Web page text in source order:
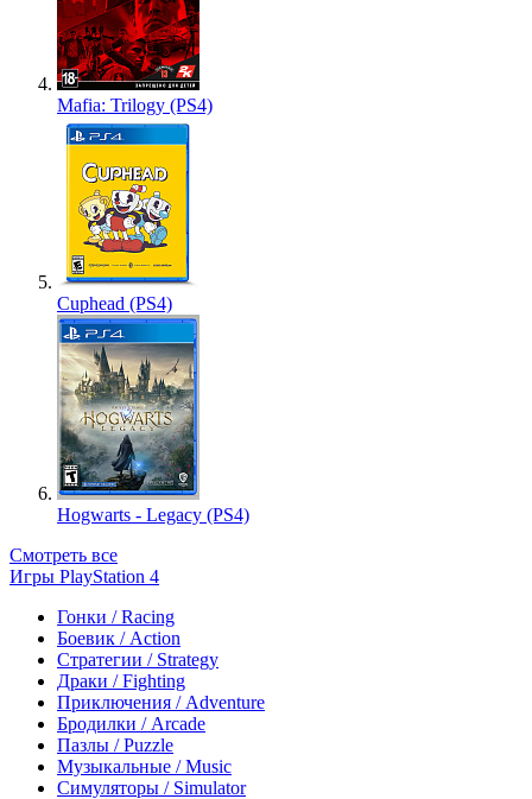
Mafia: Trilogy (PS4)
Cuphead (PS4)
Hogwarts - Legacy (PS4)
Смотреть все
Игры PlayStation 4
Гонки / Racing
Боевик / Action
Стратегии / Strategy
Драки / Fighting
Приключения / Adventure
Бродилки / Arcade
Пазлы / Puzzle
Музыкальные / Music
Симуляторы / Simulator